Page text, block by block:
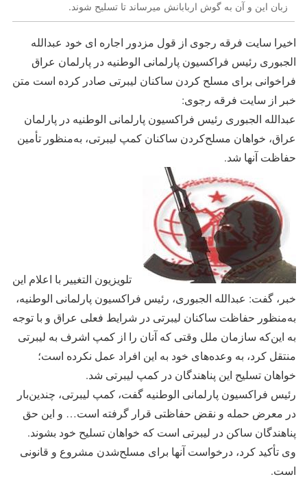
زبان این و آن به گوش اربابانش میرساند تا تسلیح شوند.
اخیرا سایت فرقه رجوی از قول مزدور اجاره ای خود عبدالله
الجبوری رئیس فراکسیون پارلمانی الوطنیه در پارلمان عراق
فراخوانی برای مسلح کردن ساکنان لیبرتی صادر کرده است متن
خبر از سایت فرقه رجوی:
عبدالله الجبوری رئیس فراکسیون پارلمانی الوطنیه در پارلمان
عراق، خواهان مسلح‌کردن ساکنان کمپ لیبرتی، به‌منظور تأمین
حفاظت آنها شد.
تلویزیون التغییر با اعلام این
خبر، گفت: عبدالله الجبوری، رئیس فراکسیون پارلمانی الوطنیه،
به‌منظور حفاظت ساکنان لیبرتی در شرایط فعلی عراق و با توجه
به این‌که سازمان ملل وقتی که آنان را ‏از کمپ اشرف به لیبرتی
منتقل کرد، به وعده‌های خود به این افراد عمل نکرده است؛
خواهان تسلیح این پناهندگان در کمپ لیبرتی شد.‏
رئیس فراکسیون پارلمانی الوطنیه گفت، کمپ لیبرتی، چندین‌بار
در معرض حمله و نقض حفاظتی قرار گرفته است… و این حق
پناهندگان ساکن در لیبرتی است که خواهان تسلیح خود بشوند.
وی تأکید کرد، درخواست آنها برای مسلح‌شدن مشروع و قانونی
است.